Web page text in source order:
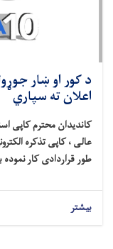
اعلان ته سپاري
کاندیدان محترم کاپی
عالی ، کاپی تذکره
طور قراردادی کار
بیشتر